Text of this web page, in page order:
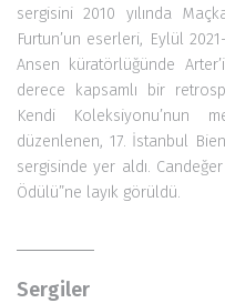
sergisini 2010 yılında
Furtun’un eserleri, Eylül
Ansen küratörlüğünde
derece kapsamlı bir
Kendi Koleksiyonu’nun
düzenlenen, 17. İstanbul
sergisinde yer aldı.
Ödülü”ne layık görüldü.
Sergiler